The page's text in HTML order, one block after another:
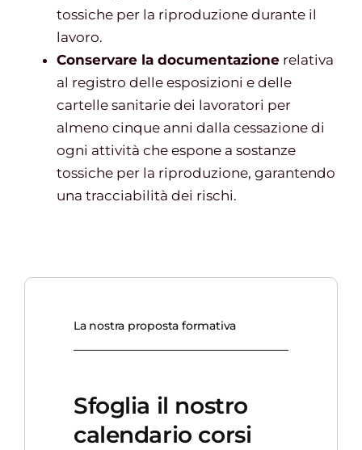
tossiche per la riproduzione durante il
lavoro.
Conservare la documentazione relativa
al registro delle esposizioni e delle
cartelle sanitarie dei lavoratori per
almeno cinque anni dalla cessazione di
ogni attività che espone a sostanze
tossiche per la riproduzione, garantendo
una tracciabilità dei rischi.
La nostra proposta formativa
Sfoglia il nostro
calendario corsi